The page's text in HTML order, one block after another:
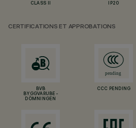
CLASS II IP20
CERTIFICATIONS ET APPROBATIONS
BVB
BYGGVARUBE-
DÖMNINGEN
CCC PENDING